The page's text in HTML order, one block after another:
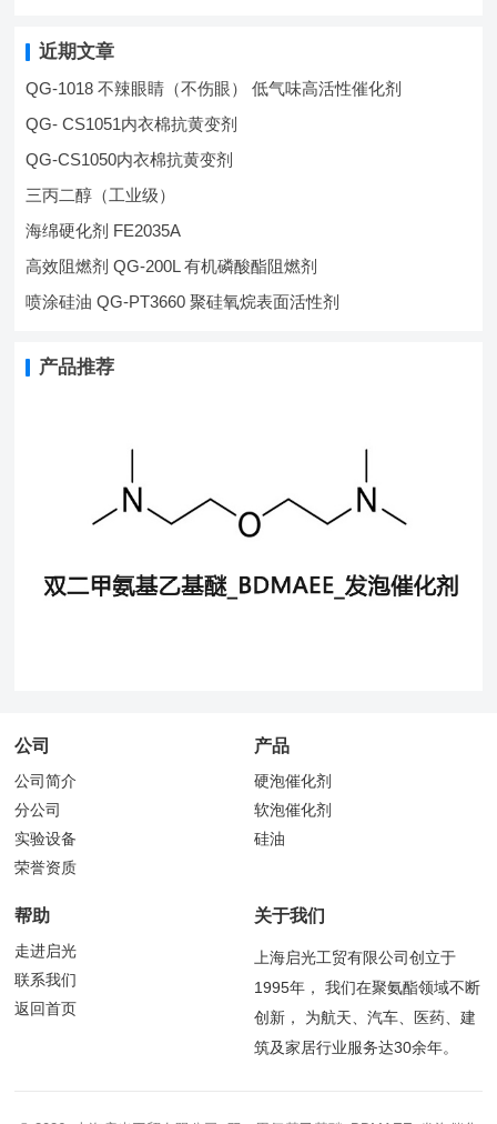
近期文章
QG-1018 不辣眼睛（不伤眼） 低气味高活性催化剂
QG- CS1051内衣棉抗黄变剂
QG-CS1050内衣棉抗黄变剂
三丙二醇（工业级）
海绵硬化剂 FE2035A
高效阻燃剂 QG-200L 有机磷酸酯阻燃剂
喷涂硅油 QG-PT3660 聚硅氧烷表面活性剂
产品推荐
公司
公司简介
分公司
实验设备
荣誉资质
产品
硬泡催化剂
软泡催化剂
硅油
帮助
走进启光
联系我们
返回首页
关于我们
上海启光工贸有限公司创立于
1995年， 我们在聚氨酯领域不断
创新， 为航天、汽车、医药、建
筑及家居行业服务达30余年。